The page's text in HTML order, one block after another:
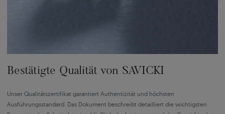
Bestätigte Qualität von SAVICKI
Unser Qualitätszertifikat garantiert Authentizität und höchsten
Ausführungsstandard. Das Dokument beschreibt detailliert die wichtigsten